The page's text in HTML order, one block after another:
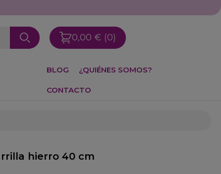
0,00 € (0)
BLOG ¿QUIÉNES SOMOS?
CONTACTO
hierro 40 cm